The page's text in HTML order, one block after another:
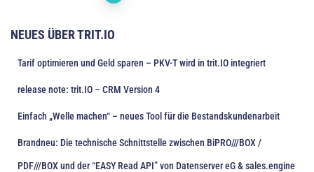
NEUES ÜBER TRIT.IO
Tarif optimieren und Geld sparen – PKV-T wird in trit.IO integriert
release note: trit.IO – CRM Version 4
Einfach „Welle machen“ – neues Tool für die Bestandskundenarbeit
Brandneu: Die technische Schnittstelle zwischen BiPRO///BOX /
PDF///BOX und der “EASY Read API” von Datenserver eG & sales.engine